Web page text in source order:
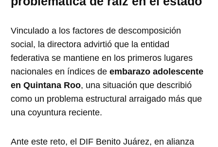
Vinculado a los factores de descomposición
social, la directora advirtió que la entidad
federativa se mantiene en los primeros lugares
nacionales en índices deembarazo adolescente
en Quintana Roo, una situación que describió
como un problema estructural arraigado más que
una coyuntura reciente.
Ante este reto, el DIF Benito Juárez, en alianza